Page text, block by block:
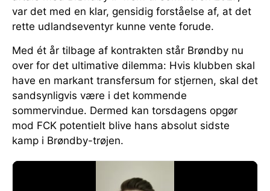
var det med en klar, gensidig forståelse af, at det
rette udlandseventyr kunne vente forude.
Med ét år tilbage af kontrakten står Brøndby nu
over for det ultimative dilemma: Hvis klubben skal
have en markant transfersum for stjernen, skal det
sandsynligvis være i det kommende
sommervindue. Dermed kan torsdagens opgør
mod FCK potentielt blive hans absolut sidste
kamp i Brøndby-trøjen.